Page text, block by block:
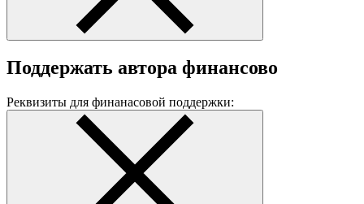
Поддержать автора финансово
Реквизиты для финанасовой поддержки: